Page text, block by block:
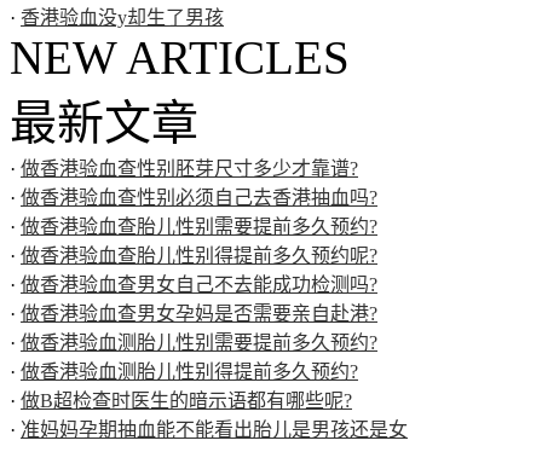
· 香港验血没y却生了男孩
NEW ARTICLES
最新文章
· 做香港验血查性别胚芽尺寸多少才靠谱?
· 做香港验血查性别必须自己去香港抽血吗?
· 做香港验血查胎儿性别需要提前多久预约?
· 做香港验血查胎儿性别得提前多久预约呢?
· 做香港验血查男女自己不去能成功检测吗?
· 做香港验血查男女孕妈是否需要亲自赴港?
· 做香港验血测胎儿性别需要提前多久预约?
· 做香港验血测胎儿性别得提前多久预约?
· 做B超检查时医生的暗示语都有哪些呢?
· 准妈妈孕期抽血能不能看出胎儿是男孩还是女